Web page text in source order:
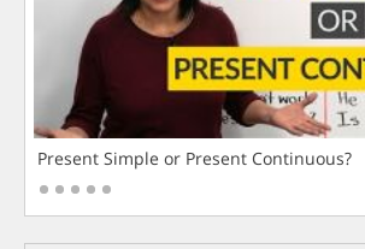
Present Simple or Present Continuous?